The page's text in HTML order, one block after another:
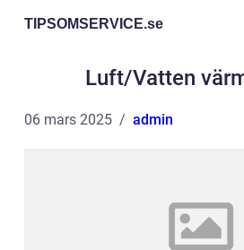
TIPSOMSERVICE.se
Luft/Vatten
06 mars 2025 admin